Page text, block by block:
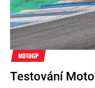
MOTOGP
Testování